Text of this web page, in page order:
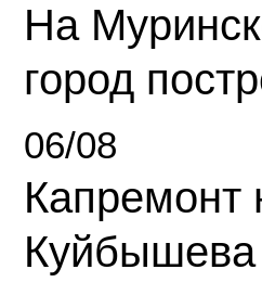
На
город
06/08
Капремонт
Куйбышева